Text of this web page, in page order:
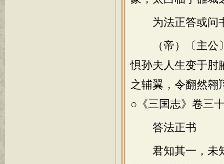
为法正答或问
（帝）〔主公〕
惧孙夫人生变于肘
之辅翼，令翻然翱
○《三国志》卷三
答法正书
君知其一，未知